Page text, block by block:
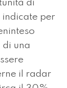
di
per
di una
il radar